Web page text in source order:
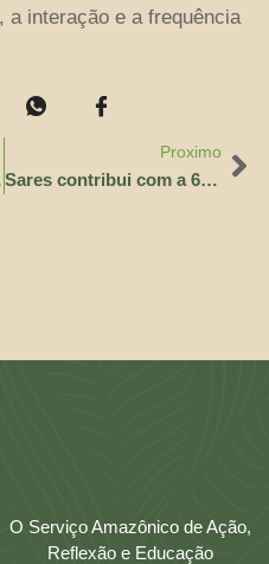
a interação e a frequência
2026
Proximo
Sares contribui com a 6ª Conferência Nacional das Cidades e reforça compromisso com a justiça socioambiental
O Serviço Amazônico de Ação,
Reflexão e Educação